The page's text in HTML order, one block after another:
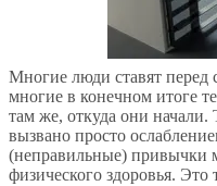
Многие люди ставят перед
многие в конечном итоге
там же, откуда они начали.
вызвано просто
(неправильные) привычки
физического здоровья. Это